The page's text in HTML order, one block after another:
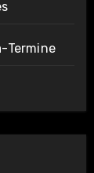
Termine